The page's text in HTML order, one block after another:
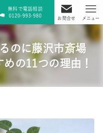
無料で電話相談
0120-993-980
お問合せ メニュー
のに藤沢市斎場
の11つの理由！